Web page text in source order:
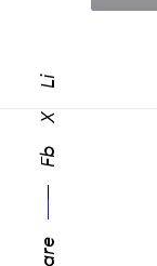
Fb
X
Li